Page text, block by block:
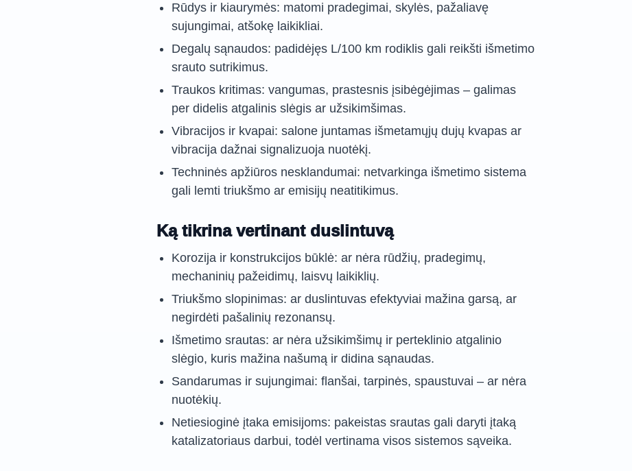
Rūdys ir kiaurymės: matomi pradegimai, skylės, pažaliavę
sujungimai, atšokę laikikliai.
Degalų sąnaudos: padidėjęs L/100 km rodiklis gali reikšti išmetimo
srauto sutrikimus.
Traukos kritimas: vangumas, prastesnis įsibėgėjimas – galimas
per didelis atgalinis slėgis ar užsikimšimas.
Vibracijos ir kvapai: salone juntamas išmetamųjų dujų kvapas ar
vibracija dažnai signalizuoja nuotėkį.
Techninės apžiūros nesklandumai: netvarkinga išmetimo sistema
gali lemti triukšmo ar emisijų neatitikimus.
Ką tikrina vertinant duslintuvą
Korozija ir konstrukcijos būklė: ar nėra rūdžių, pradegimų,
mechaninių pažeidimų, laisvų laikiklių.
Triukšmo slopinimas: ar duslintuvas efektyviai mažina garsą, ar
negirdėti pašalinių rezonansų.
Išmetimo srautas: ar nėra užsikimšimų ir perteklinio atgalinio
slėgio, kuris mažina našumą ir didina sąnaudas.
Sandarumas ir sujungimai: flanšai, tarpinės, spaustuvai – ar nėra
nuotėkių.
Netiesioginė įtaka emisijoms: pakeistas srautas gali daryti įtaką
katalizatoriaus darbui, todėl vertinama visos sistemos sąveika.